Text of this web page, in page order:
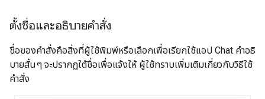
ตั้งชื่อและอธิบายคำสั่ง
ชื่อของคำสั่งคือสิ่งที่ผู้ใช้พิมพ์หรือเลือกเพื่อเรียกใช้แอป Chat คำอธิ
บายสั้นๆ จะปรากฏใต้ชื่อเพื่อแจ้งให้ ผู้ใช้ทราบเพิ่มเติมเกี่ยวกับวิธีใช้
คำสั่ง